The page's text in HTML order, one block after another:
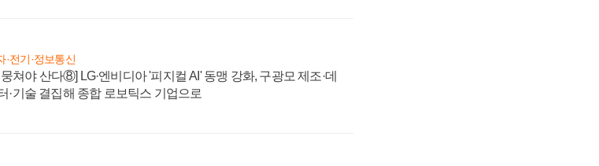
·전기·정보통신
뭉쳐야 산다⑧] LG·엔비디아 '피지컬 AI' 동맹 강화, 구광모 제조·데
·기술 결집해 종합 로보틱스 기업으로